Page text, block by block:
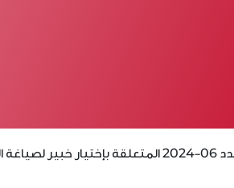
العام والقطاع الخاص